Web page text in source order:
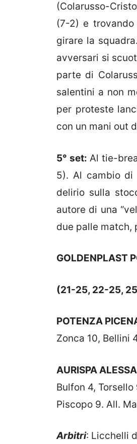
(Colarusso-
(7-2) e
girare la
avversari si
parte di
salentini a non
per proteste
con un mani out
5° set: Al tie-
5). Al cambio di
delirio sulla
autore di una
due palle match,
GOLDENPLAST
(21-25, 22-25,
POTENZA
Zonca 10, Bellini
AURISPA
Bulfon 4,
Piscopo 9. All.
Arbitri: Licchelli